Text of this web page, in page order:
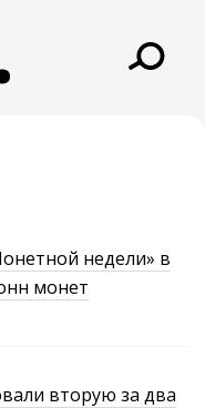
недели» в
монет
вторую за два